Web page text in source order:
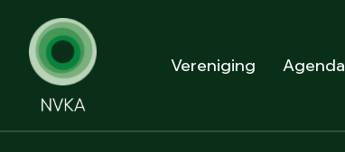
Vereniging Agenda